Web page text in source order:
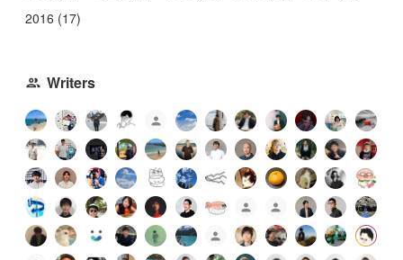
2016 (17)
Writers